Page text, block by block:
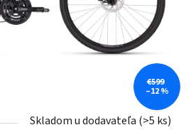
Skladom u dodavateľa (>5 ks)
€599
–12 %